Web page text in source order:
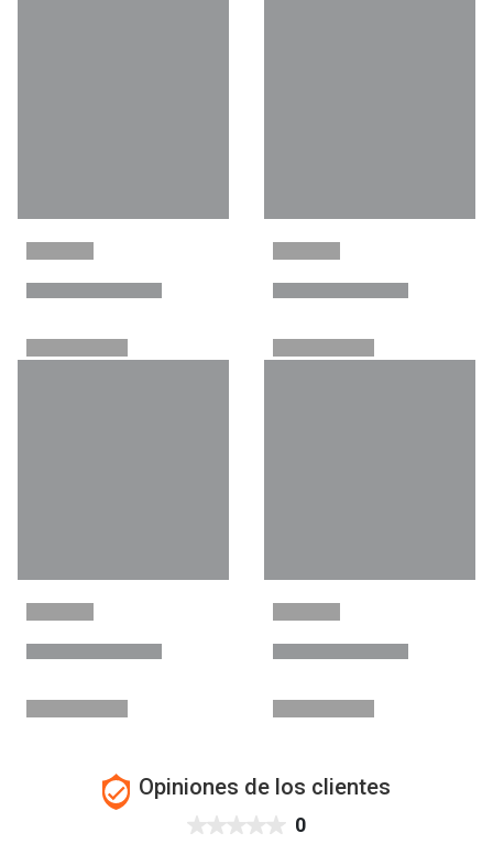
Opiniones de los clientes
0